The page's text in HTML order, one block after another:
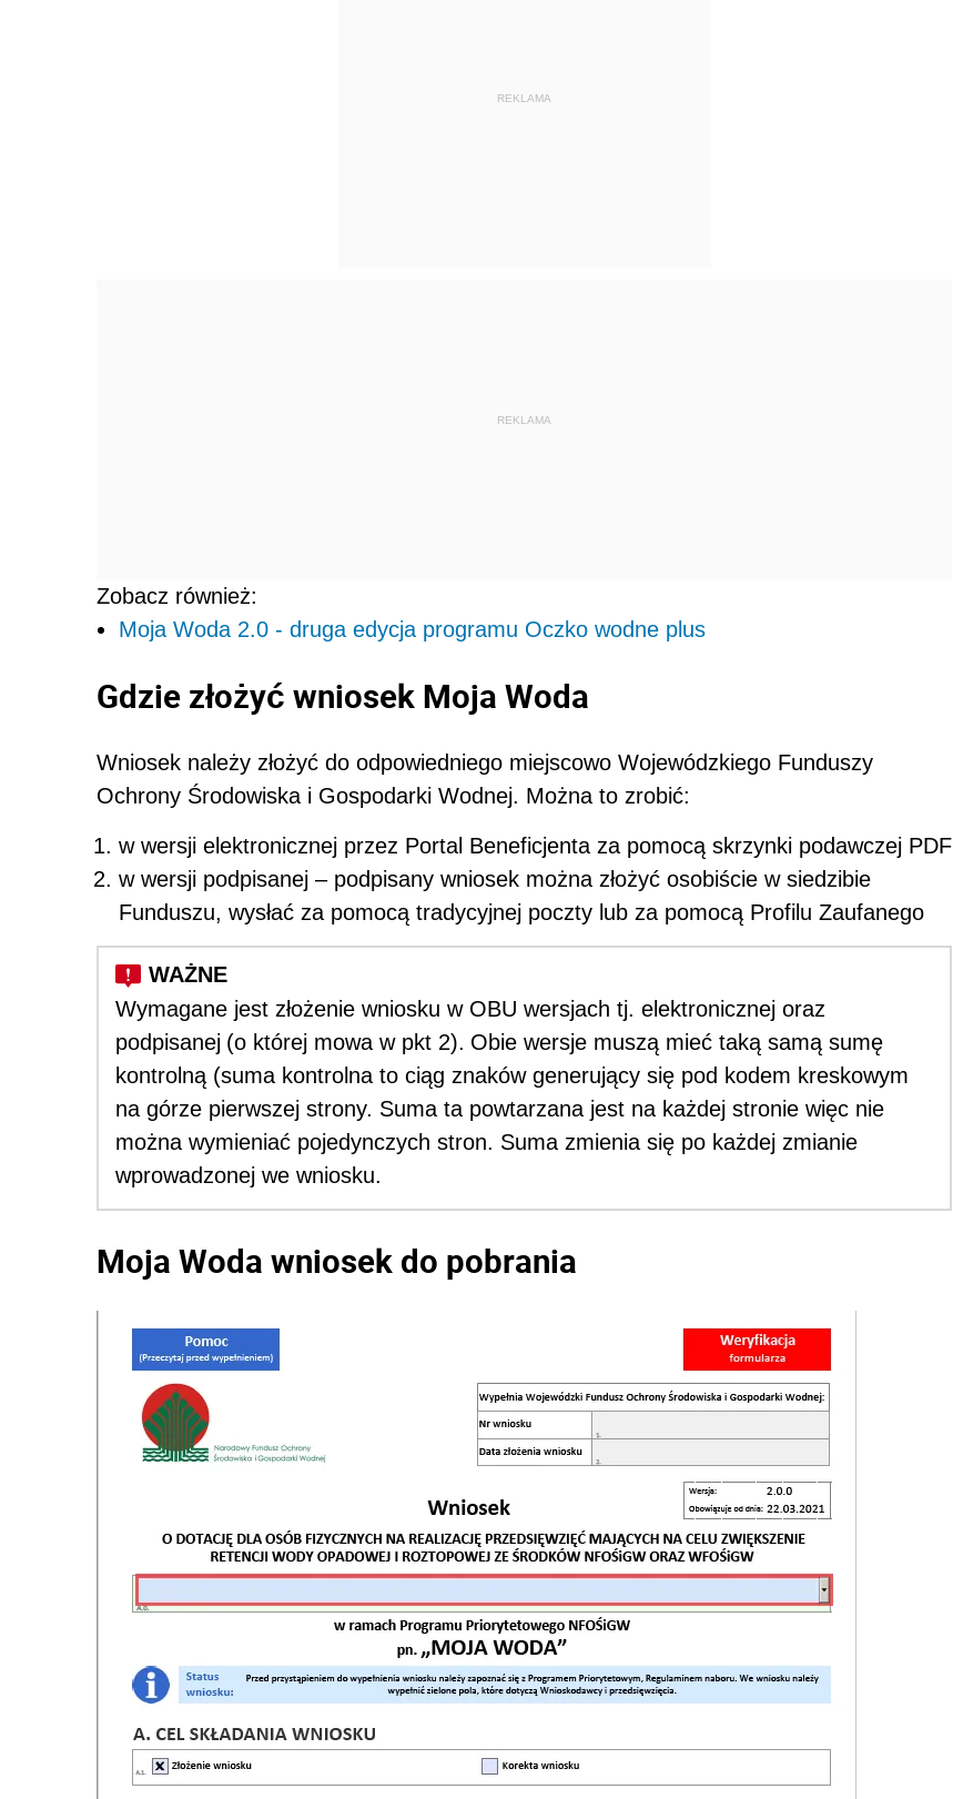
REKLAMA
REKLAMA
Zobacz również:
Moja Woda 2.0 - druga edycja programu Oczko wodne plus
Gdzie złożyć wniosek Moja Woda
Wniosek należy złożyć do odpowiedniego miejscowo Wojewódzkiego Funduszy
Ochrony Środowiska i Gospodarki Wodnej. Można to zrobić:
w wersji elektronicznej przez Portal Beneficjenta za pomocą skrzynki podawczej PDF
w wersji podpisanej – podpisany wniosek można złożyć osobiście w siedzibie
Funduszu, wysłać za pomocą tradycyjnej poczty lub za pomocą Profilu Zaufanego
Wymagane jest złożenie wniosku w OBU wersjach tj. elektronicznej oraz
podpisanej (o której mowa w pkt 2). Obie wersje muszą mieć taką samą sumę
kontrolną (suma kontrolna to ciąg znaków generujący się pod kodem kreskowym
na górze pierwszej strony. Suma ta powtarzana jest na każdej stronie więc nie
można wymieniać pojedynczych stron. Suma zmienia się po każdej zmianie
wprowadzonej we wniosku.
Moja Woda wniosek do pobrania